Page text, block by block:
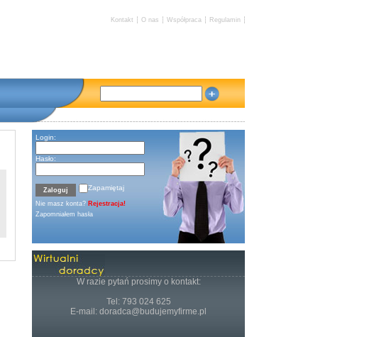
Kontakt O nas Współpraca Regulamin
Login:
Hasło:
Zapamiętaj
Nie masz konta? Rejestracja!
Zapomniałem hasła
W razie pytań prosimy o kontakt:
Tel: 793 024 625
E-mail: doradca@budujemyfirme.pl